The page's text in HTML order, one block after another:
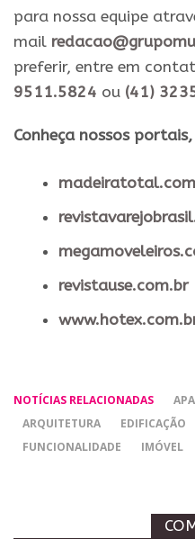
para nossa equipe
mail
preferir, entre em
9511.5824 ou (41)
​Conheça nossos
revistause.com.br
NOTÍCIAS RELACIONADAS
ARQUITETURA
EDIFICAÇÃO
FUNCIONALIDADE
IMÓVEL